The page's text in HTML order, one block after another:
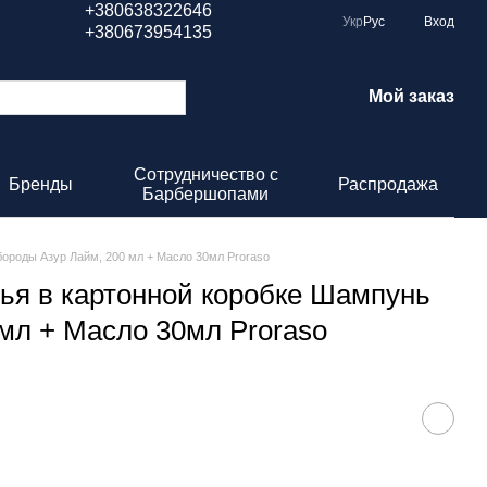
+380638322646
+380673954135
Укр Рус Вход
Мой заказ
Бренды
Сотрудничество с
Барбершопами
Распродажа
Азур Лайм, 200 мл + Масло 30мл Proraso
в картонной коробке Шампунь
+ Масло 30мл Proraso